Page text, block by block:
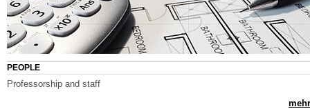
PEOPLE
Professorship and staff